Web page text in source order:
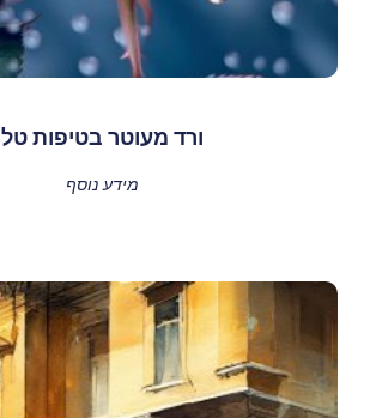
ורד מעוטר בטיפות טל
מידע נוסף